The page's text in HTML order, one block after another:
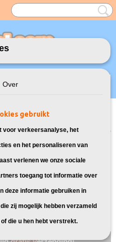
UW WINKELWAGEN
Epson>Huismerk Epson 33XL
Over
gebruikt
voor verkeersanalyse, het
en het personaliseren van
verlenen we onze sociale
toegang tot informatie over
deze informatie gebruiken in
zij mogelijk hebben verzameld
die u hen hebt verstrekt.